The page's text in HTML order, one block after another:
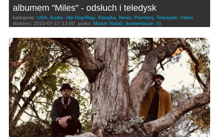
albumem "Miles" - odsłuch i teledysk
kategorie: USA Audio Hip-Hop/Rap Klasyka News Premiery, Teledyski Video
dodano: 2020-07-17 13:00 przez: Marcin Natali (komentarze: 0)